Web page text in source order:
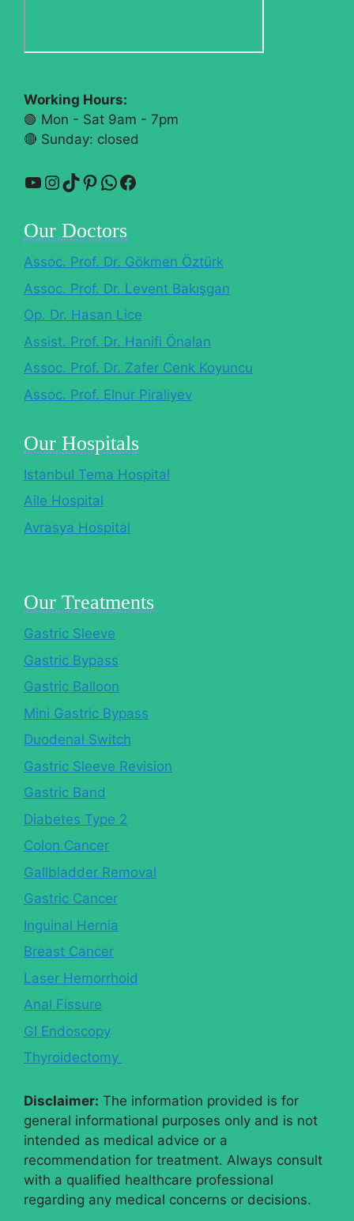
Working Hours:
🟢 Mon - Sat 9am - 7pm
🔴​ Sunday: closed
YouTube
Instagram
TikTok
Pinterest
WhatsApp
Facebook
Our Doctors
Assoc. Prof. Dr. Gökmen Öztürk
Assoc. Prof. Dr. Levent Bakışgan
Op. Dr. Hasan Lice
Assist. Prof. Dr. Hanifi Önalan
Assoc. Prof. Dr. Zafer Cenk Koyuncu
Assoc. Prof. Elnur Piraliyev
Our Hospitals
Istanbul Tema Hospital
Aile Hospital
Avrasya Hospital
Our Treatments
Gastric Sleeve
Gastric Bypass
Gastric Balloon
Mini Gastric Bypass
Duodenal Switch
Gastric Sleeve Revision
Gastric Band
Diabetes Type 2
Colon Cancer
Gallbladder Removal
Gastric Cancer
Inguinal Hernia
Breast Cancer
Laser Hemorrhoid
Anal Fissure
GI Endoscopy
Thyroidectomy
Disclaimer: The information provided is for
general informational purposes only and is not
intended as medical advice or a
recommendation for treatment. Always consult
with a qualified healthcare professional
regarding any medical concerns or decisions.